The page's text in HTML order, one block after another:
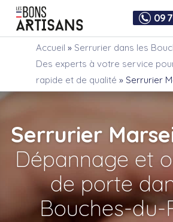
09
Accueil » Serrurier dans les
Des experts à votre service
rapide et de qualité » Serrurier
Serrurier
Dépannage et
de porte
Bouches-du-